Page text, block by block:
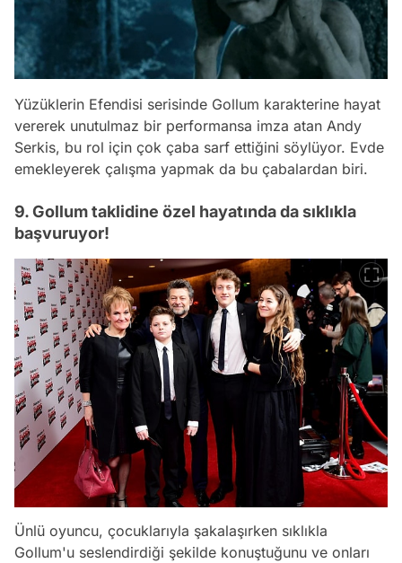
Yüzüklerin Efendisi serisinde Gollum karakterine hayat
vererek unutulmaz bir performansa imza atan Andy
Serkis, bu rol için çok çaba sarf ettiğini söylüyor. Evde
emekleyerek çalışma yapmak da bu çabalardan biri.
9. Gollum taklidine özel hayatında da sıklıkla
başvuruyor!
Ünlü oyuncu, çocuklarıyla şakalaşırken sıklıkla
Gollum'u seslendirdiği şekilde konuştuğunu ve onları